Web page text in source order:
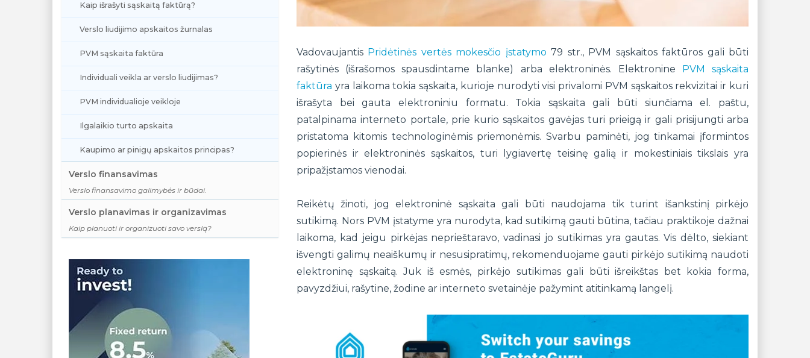
Vadovaujantis Pridėtinės vertės mokesčio įstatymo 79 str., PVM sąskaitos faktūros gali būti
rašytinės (išrašomos spausdintame blanke) arba elektroninės. Elektronine PVM sąskaita
faktūra yra laikoma tokia sąskaita, kurioje nurodyti visi privalomi PVM sąskaitos rekvizitai ir kuri
išrašyta bei gauta elektroniniu formatu. Tokia sąskaita gali būti siunčiama el. paštu,
patalpinama interneto portale, prie kurio sąskaitos gavėjas turi prieigą ir gali prisijungti arba
pristatoma kitomis technologinėmis priemonėmis. Svarbu paminėti, jog tinkamai įformintos
popierinės ir elektroninės sąskaitos, turi lygiavertę teisinę galią ir mokestiniais tikslais yra
pripažįstamos vienodai.
Reikėtų žinoti, jog elektroninė sąskaita gali būti naudojama tik turint išankstinį pirkėjo
sutikimą. Nors PVM įstatyme yra nurodyta, kad sutikimą gauti būtina, tačiau praktikoje dažnai
laikoma, kad jeigu pirkėjas neprieštaravo, vadinasi jo sutikimas yra gautas. Vis dėlto, siekiant
išvengti galimų neaiškumų ir nesusipratimų, rekomenduojame gauti pirkėjo sutikimą naudoti
elektroninę sąskaitą. Juk iš esmės, pirkėjo sutikimas gali būti išreikštas bet kokia forma,
pavyzdžiui, rašytine, žodine ar interneto svetainėje pažymint atitinkamą langelį.
Kaip išrašyti sąskaitą faktūrą?
Verslo liudijimo apskaitos žurnalas
PVM sąskaita faktūra
Individuali veikla ar verslo liudijimas?
PVM individualioje veikloje
Ilgalaikio turto apskaita
Kaupimo ar pinigų apskaitos principas?
Verslo finansavimas
Verslo finansavimo galimybės ir būdai.
Verslo planavimas ir organizavimas
Kaip planuoti ir organizuoti savo verslą?